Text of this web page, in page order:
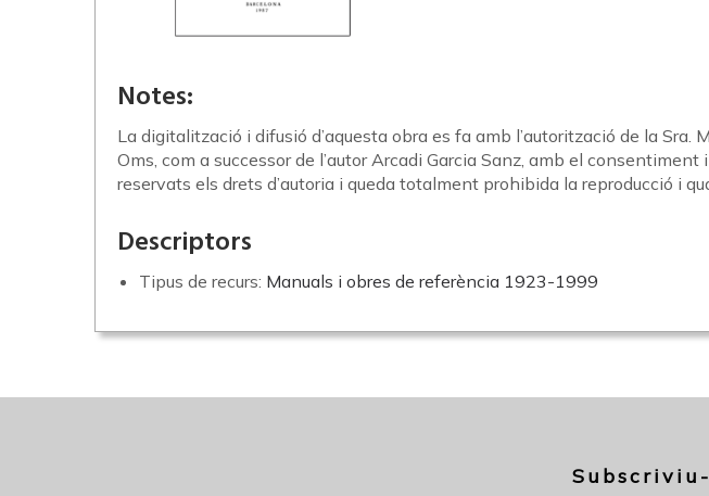
Notes:
La digitalització i difusió d’aquesta obra es fa amb l’autorització de la Sra.
Oms, com a successor de l’autor Arcadi Garcia Sanz, amb el
reservats els drets d’autoria i queda totalment prohibida la reproducció i
Descriptors
Tipus de recurs: Manuals i obres de referència 1923-1999